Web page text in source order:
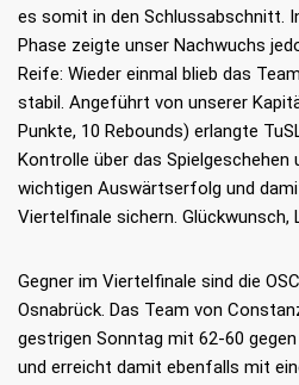
es somit in den Schlussabschnitt.
Phase zeigte unser Nachwuchs
Reife: Wieder einmal blieb das
stabil. Angeführt von unserer
Punkte, 10 Rebounds) erlangte
Kontrolle über das Spielgeschehen
wichtigen Auswärtserfolg und
Viertelfinale sichern. Glückwunsch,
Gegner im Viertelfinale sind die
Osnabrück. Das Team von
gestrigen Sonntag mit 62-60
und erreicht damit ebenfalls mit